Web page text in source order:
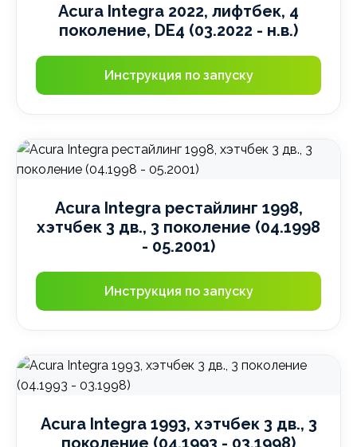
Acura Integra 2022, лифтбек, 4
поколение, DE4 (03.2022 - н.в.)
Инструкция по запуску
Acura Integra рестайлинг 1998,
хэтчбек 3 дв., 3 поколение (04.1998
- 05.2001)
Инструкция по запуску
Acura Integra 1993, хэтчбек 3 дв., 3
поколение (04.1993 - 03.1998)